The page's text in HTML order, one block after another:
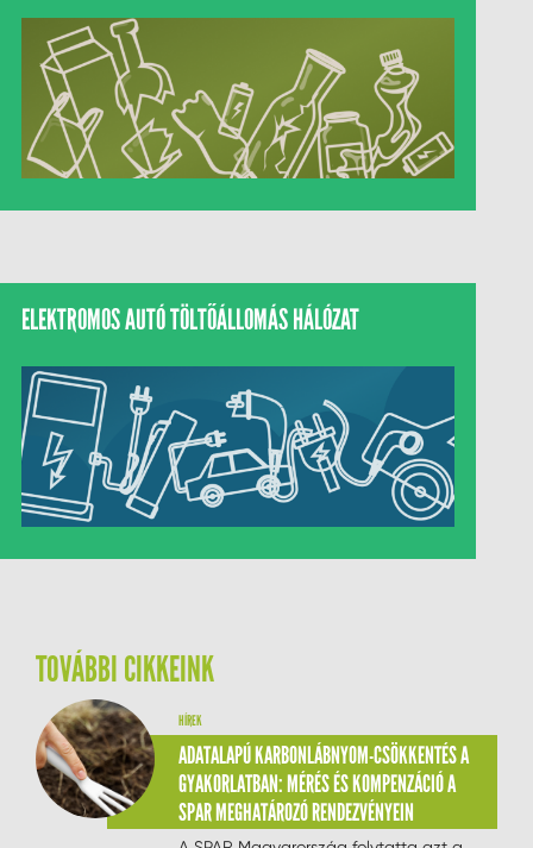
ELEKTROMOS AUTÓ TÖLTŐÁLLOMÁS HÁLÓZAT
TOVÁBBI CIKKEINK
HÍREK
ADATALAPÚ KARBONLÁBNYOM-CSÖKKENTÉS A
GYAKORLATBAN: MÉRÉS ÉS KOMPENZÁCIÓ A
SPAR MEGHATÁROZÓ RENDEZVÉNYEIN